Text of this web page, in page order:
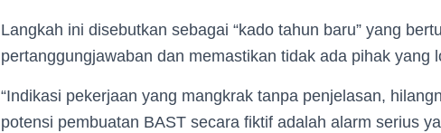
Langkah ini disebutkan sebagai “kado tahun baru” yang
pertanggungjawaban dan memastikan tidak ada pihak yang
“Indikasi pekerjaan yang mangkrak tanpa penjelasan,
potensi pembuatan BAST secara fiktif adalah alarm serius